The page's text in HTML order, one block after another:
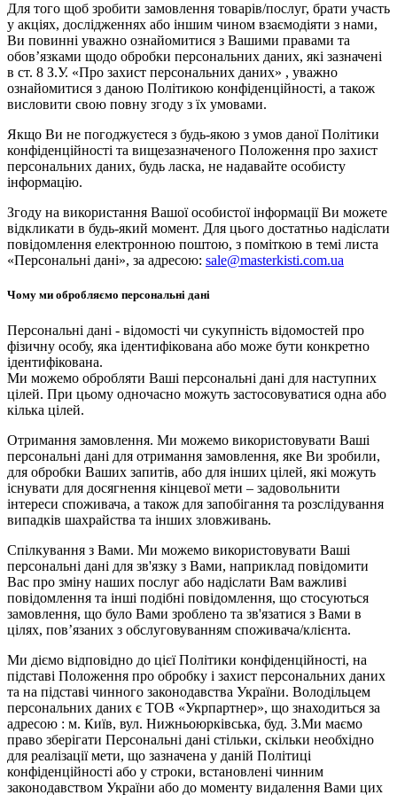
Для того щоб зробити замовлення товарів/послуг, брати участь
у акціях, дослідженнях або іншим чином взаємодіяти з нами,
Ви повинні уважно ознайомитися з Вашими правами та
обов’язками щодо обробки персональних даних, які зазначені
в ст. 8 З.У. «Про захист персональних даних» , уважно
ознайомитися з даною Політикою конфіденційності, а також
висловити свою повну згоду з їх умовами.
Якщо Ви не погоджуєтеся з будь-якою з умов даної Політики
конфіденційності та вищезазначеного Положення про захист
персональних даних, будь ласка, не надавайте особисту
інформацію.
Згоду на використання Вашої особистої інформації Ви можете
відкликати в будь-який момент. Для цього достатньо надіслати
повідомлення електронною поштою, з поміткою в темі листа
«Персональні дані», за адресою: sale@masterkisti.com.ua
Чому ми обробляємо персональні дані
Персональні дані - відомості чи сукупність відомостей про
фізичну особу, яка ідентифікована або може бути конкретно
ідентифікована.
Ми можемо обробляти Ваші персональні дані для наступних
цілей. При цьому одночасно можуть застосовуватися одна або
кілька цілей.
Отримання замовлення. Ми можемо використовувати Ваші
персональні дані для отримання замовлення, яке Ви зробили,
для обробки Ваших запитів, або для інших цілей, які можуть
існувати для досягнення кінцевої мети – задовольнити
інтереси споживача, а також для запобігання та розслідування
випадків шахрайства та інших зловживань.
Спілкування з Вами. Ми можемо використовувати Ваші
персональні дані для зв'язку з Вами, наприклад повідомити
Вас про зміну наших послуг або надіслати Вам важливі
повідомлення та інші подібні повідомлення, що стосуються
замовлення, що було Вами зроблено та зв'язатися з Вами в
цілях, пов’язаних з обслуговуванням споживача/клієнта.
Ми діємо відповідно до цієї Політики конфіденційності, на
підставі Положення про обробку і захист персональних даних
та на підставі чинного законодавства України. Володільцем
персональних даних є ТОВ «Укрпартнер», що знаходиться за
адресою : м. Київ, вул. Нижньоюркiвська, буд. 3.Ми маємо
право зберігати Персональні дані стільки, скільки необхідно
для реалізації мети, що зазначена у даній Політиці
конфіденційності або у строки, встановлені чинним
законодавством України або до моменту видалення Вами цих